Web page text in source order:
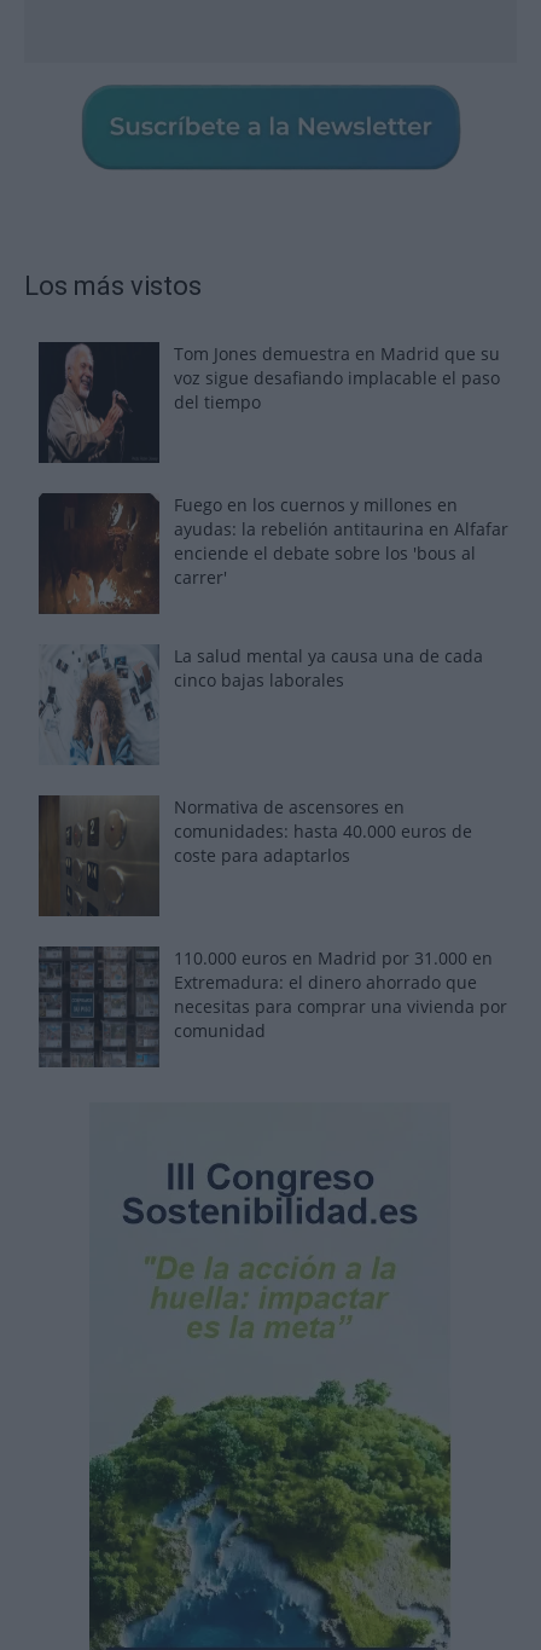
Los más vistos
Tom Jones demuestra en Madrid que su
voz sigue desafiando implacable el paso
del tiempo
Fuego en los cuernos y millones en
ayudas: la rebelión antitaurina en Alfafar
enciende el debate sobre los 'bous al
carrer'
La salud mental ya causa una de cada
cinco bajas laborales
Normativa de ascensores en
comunidades: hasta 40.000 euros de
coste para adaptarlos
110.000 euros en Madrid por 31.000 en
Extremadura: el dinero ahorrado que
necesitas para comprar una vivienda por
comunidad